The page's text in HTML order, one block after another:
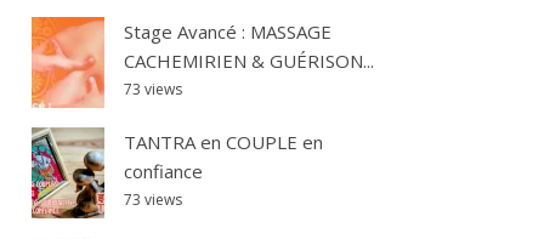
Stage Avancé : MASSAGE
CACHEMIRIEN & GUÉRISON...
73 views
TANTRA en COUPLE en
confiance
73 views